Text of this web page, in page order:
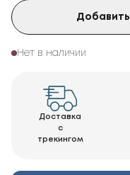
Добавить
Нет в наличии
Доставка
с
трекингом